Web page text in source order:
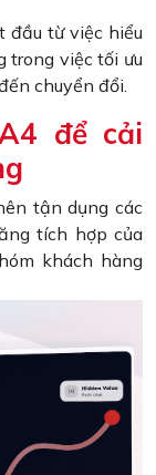
đầu từ việc hiểu
trong việc tối ưu
chuyển đổi.
để cải
tận dụng các
tích hợp của
khách hàng